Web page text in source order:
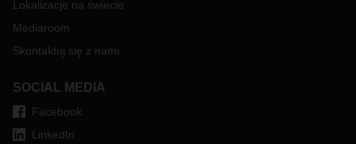
Lokalizacje na świecie
Mediaroom
Skontaktuj się z nami
SOCIAL MEDIA
Facebook
LinkedIn